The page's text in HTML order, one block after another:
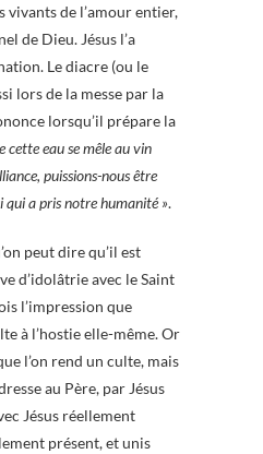
vivants de l’amour entier,
de Dieu. Jésus l’a
Le diacre (ou le
lors de la messe par la
lorsqu’il prépare la
cette eau se mêle au vin
puissions-nous être
qui a pris notre humanité ».
peut dire qu’il est
d’idolâtrie avec le Saint
l’impression que
à l’hostie elle-même. Or
l’on rend un culte, mais
au Père, par Jésus
Jésus réellement
présent, et unis